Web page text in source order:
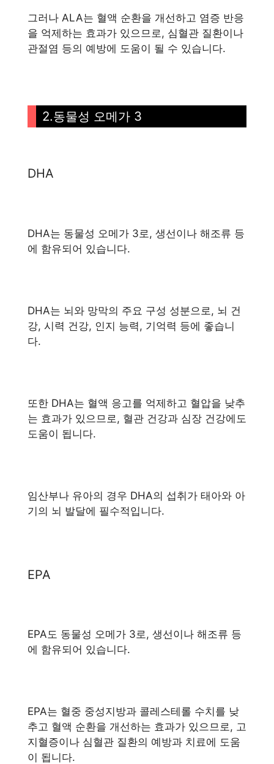
그러나 ALA는 혈액 순환을 개선하고 염증 반응
을 억제하는 효과가 있으므로, 심혈관 질환이나
관절염 등의 예방에 도움이 될 수 있습니다.
2.동물성 오메가 3
DHA
DHA는 동물성 오메가 3로, 생선이나 해조류 등
에 함유되어 있습니다.
DHA는 뇌와 망막의 주요 구성 성분으로, 뇌 건
강, 시력 건강, 인지 능력, 기억력 등에 좋습니
다.
또한 DHA는 혈액 응고를 억제하고 혈압을 낮추
는 효과가 있으므로, 혈관 건강과 심장 건강에도
도움이 됩니다.
임산부나 유아의 경우 DHA의 섭취가 태아와 아
기의 뇌 발달에 필수적입니다.
EPA
EPA도 동물성 오메가 3로, 생선이나 해조류 등
에 함유되어 있습니다.
EPA는 혈중 중성지방과 콜레스테롤 수치를 낮
추고 혈액 순환을 개선하는 효과가 있으므로, 고
지혈증이나 심혈관 질환의 예방과 치료에 도움
이 됩니다.